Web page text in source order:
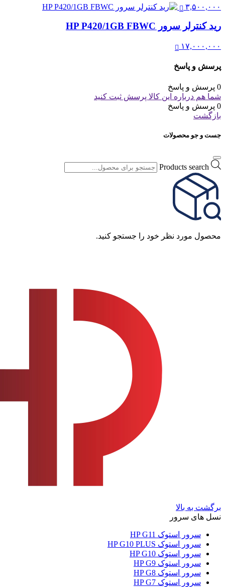
۳,۵۰۰,۰۰۰
رید کنترلر سرور HP P420/1GB FBWC
۱۷,۰۰۰,۰۰۰
پرسش و پاسخ
0 پرسش و پاسخ
شما هم درباره این کالا پرسش ثبت کنید
0 پرسش و پاسخ
بازگشت
جست و جو محصولات
Products search
محصول مورد نظر خود را جستجو کنید.
برگشت به بالا
نسل های سرور
سرور استوک HP G11
سرور استوک HP G10 PLUS
سرور استوک HP G10
سرور استوک HP G9
سرور استوک HP G8
سرور استوک HP G7